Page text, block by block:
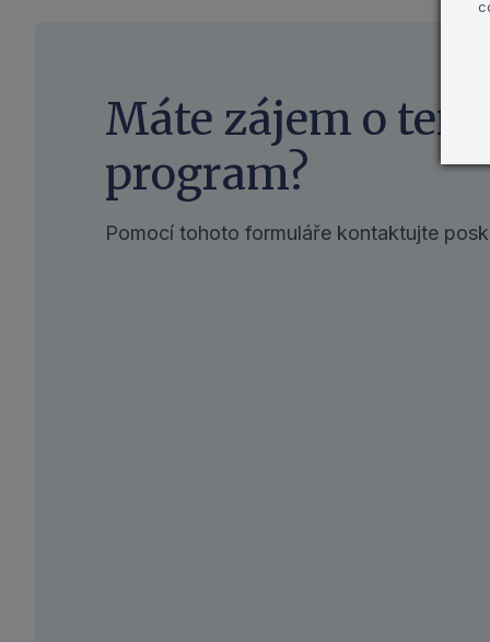
Máte zájem o
program?
Pomocí tohoto formuláře kontaktujte